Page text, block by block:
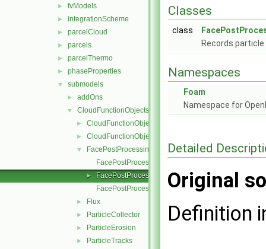
► fvModels
► integrationScheme
► parcelCloud
► parcels
► parcelThermo
► phaseProperties
▼ submodels
► addOns
▼ CloudFunctionObjects
► CloudFunctionObject
► CloudFunctionObjectList
▼
FacePostProcessing
FacePostProcessing.C
►
FacePostProcessing.H
FacePostProcessingI.H
► Flux
► ParticleCollector
► ParticleErosion
► ParticleTracks
Classes
class
Records
Namespaces
Foam
Namespace for
Detailed
Original
Definition